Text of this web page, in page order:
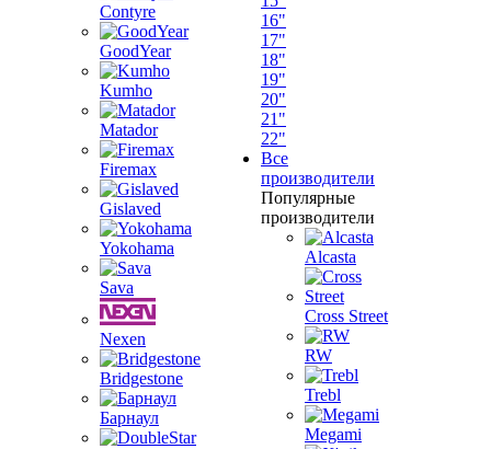
Contyre
GoodYear
Kumho
Matador
Firemax
Gislaved
Yokohama
Sava
Nexen
Bridgestone
Барнаул
16"
17"
18"
19"
20"
21"
22"
Все
производители
Популярные
производители
Alcasta
Cross Street
RW
Trebl
Megami